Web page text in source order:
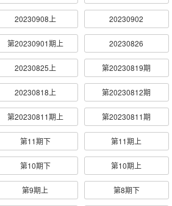
20230908上 20230902
第20230901期上 20230826
20230825上 第20230819期
20230818上 第20230812期
第20230811期上 第20230811期
第11期下 第11期上
第10期下 第10期上
第9期上 第8期下